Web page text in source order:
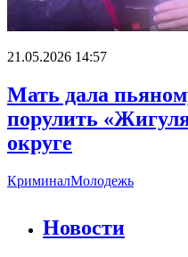
21.05.2026 14:57
Мать дала
порулить
округе
КриминалМолодежь
Новости